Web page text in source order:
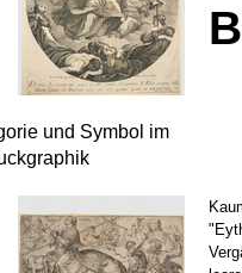
und Symbol im